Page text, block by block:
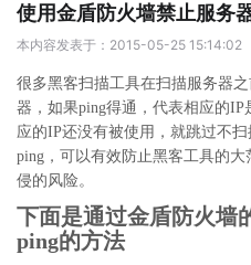
使用金盾防火墙禁止服务
本内容发表于：2015-05-25 15:14:02
很多黑客扫描工具在扫描服务器
器，如果ping得通，代表相应的
应的IP还没有被使用，就跳过不
ping，可以有效防止黑客工具的
侵的风险。
下面是通过金盾防火墙
ping的方法